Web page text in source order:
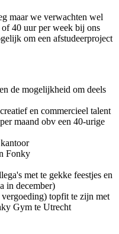
maar we verwachten wel
40 uur per week bij ons
om een afstudeerproject
de mogelijkheid om deels
en commercieel talent
maand obv een 40-urige
Fonky
met te gekke feestjes en
in december)
topfit te zijn met
Gym te Utrecht